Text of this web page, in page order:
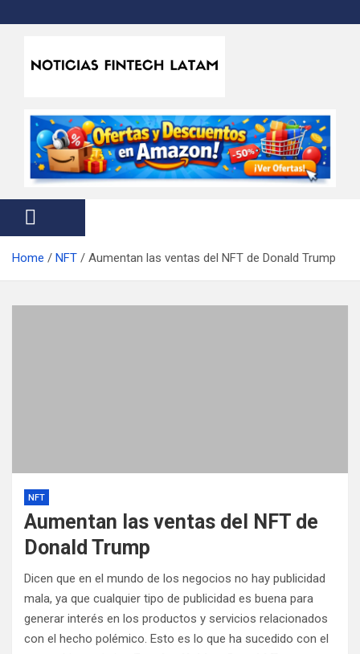
k
Noticias Fintech Latam
Home NFT Aumentan las ventas del NFT de Donald Trump
NFT
Aumentan las ventas del NFT de
Donald Trump
Dicen que en el mundo de los negocios no hay publicidad
mala, ya que cualquier tipo de publicidad es buena para
generar interés en los productos y servicios relacionados
con el hecho polémico. Esto es lo que ha sucedido con el